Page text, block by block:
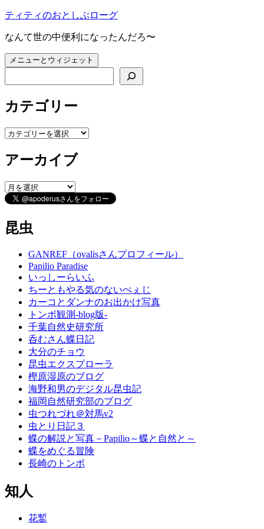
コ
テ
ン
ツ
キ
ッ
プ
ティティのおとしぶローグ
なんて世の中便利になったんだろ〜
メニューとウィジェット
カテゴリー
カ
ゴ
ー
アーカイブ
ア
ー
イ
ブ
昆虫
GANREF（ovalisさんプロフィール）
Papilio Paradise
いっしーらいふ
ちーともやる気のないぺぇじ
カーコとダンナのお出かけ写真
トンボ観測-blog版-
千葉自然史研究所
呑むさん蝶日記
大分のチョウ
昆虫エクスプローラ
樫原湿原のブログ
海野和男のデジタル昆虫記
福岡自然研究部のブログ
虫つれづれ＠対馬v2
虫とり日記３
蝶の解説と写真－Papilio～蝶と自然と～
蝶をめぐる冒険
長崎のトンボ
知人
花鏨